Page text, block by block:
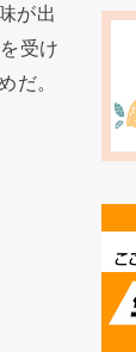
が出
受け
だ。